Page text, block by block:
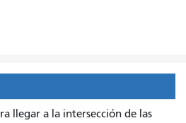
llegar a la intersección de las